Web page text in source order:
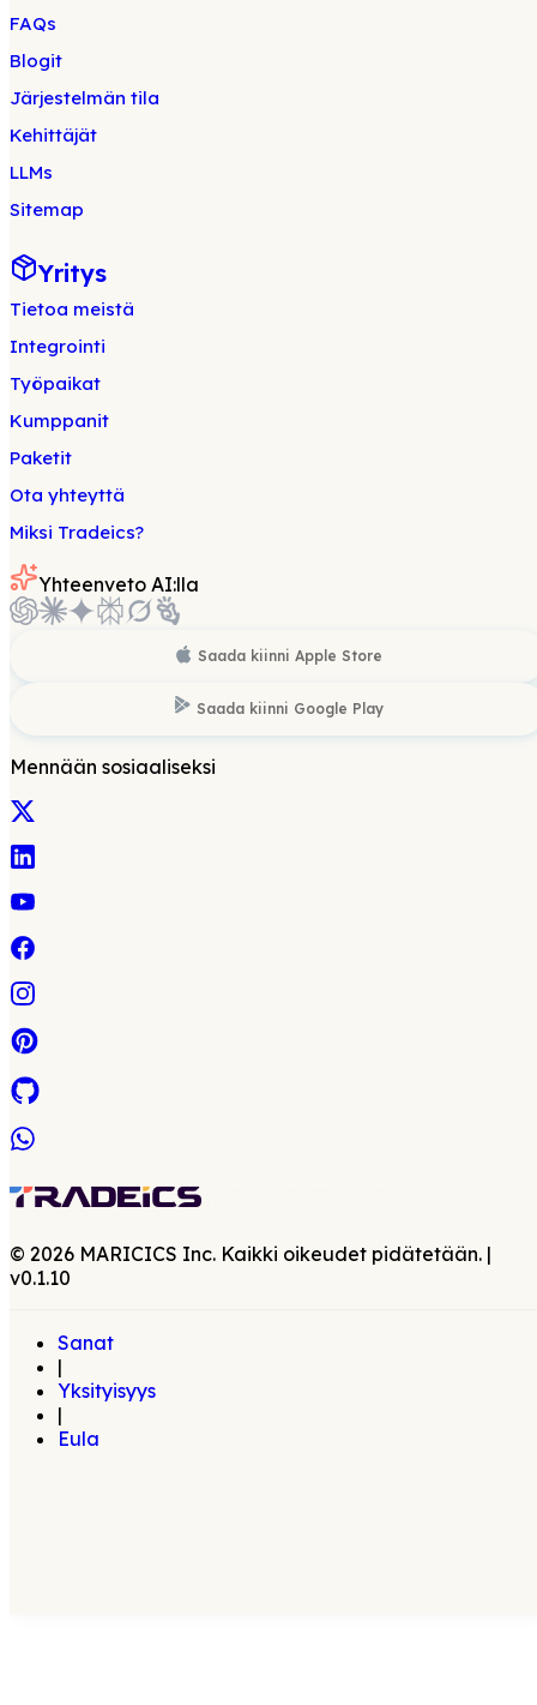
FAQs
Blogit
Järjestelmän tila
Kehittäjät
LLMs
Sitemap
Yritys
Tietoa meistä
Integrointi
Työpaikat
Kumppanit
Paketit
Ota yhteyttä
Miksi Tradeics?
Yhteenveto AI:lla
Saada kiinni Apple Store
Saada kiinni Google Play
Mennään sosiaaliseksi
© 2026 MARICICS Inc. Kaikki oikeudet pidätetään. |
v0.1.10
Sanat
|
Yksityisyys
|
Eula